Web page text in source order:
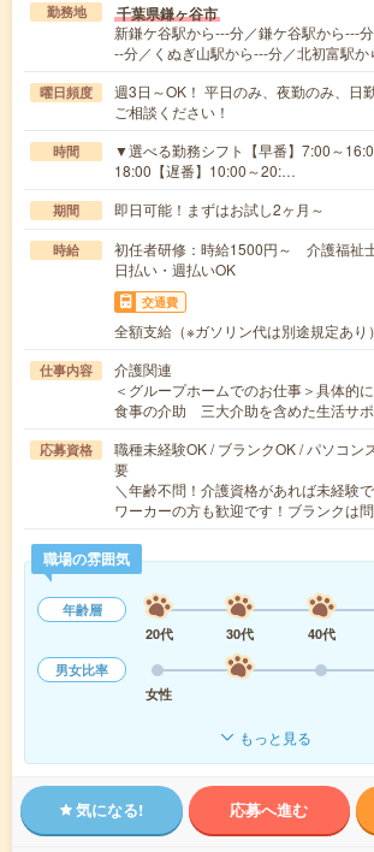
勤務地 千葉県鎌ヶ谷市
新鎌ケ谷駅から---分／鎌ケ谷駅から---
--分／くぬぎ山駅から---分／北初富駅か
曜日頻度
週3日～OK！ 平日のみ、夜勤のみ、日
ご相談ください！
時間
▼選べる勤務シフト【早番】7:00～
18:00【遅番】10:00～20:…
期間 即日可能！まずはお試し2ヶ月～
時給
初任者研修：時給1500円～ 介護福
日払い・週払いOK
交通費
全額支給（※ガソリン代は別途規定あり）
仕事内容
介護関連
＜グループホームでのお仕事＞具体的
食事の介助 三大介助を含めた生活サ
応募資格
職種未経験OK / ブランクOK / パソコン
要
＼年齢不問！介護資格があれば未経験
ワーカーの方も歓迎です！ブランクは
職場の雰囲気
年齢層
20代
30代 40代
男女比率
女性
もっと見る
気になる! 応募へ進む